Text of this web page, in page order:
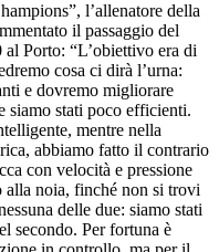
l’allenatore della
il passaggio del
Porto: “L’obiettivo era di
cosa ci dirà l’urna:
e dovremo migliorare
siamo stati poco efficienti.
mentre nella
abbiamo fatto il contrario
con velocità e pressione
alla noia, finché non si trovi
delle due: siamo stati
secondo. Per fortuna è